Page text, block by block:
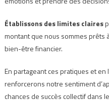
Établissons des limites claires
montant que nous sommes prêts
bien-être financier.
En partageant ces pratiques et
renforcerons notre sentiment
chances de succès collectif dans